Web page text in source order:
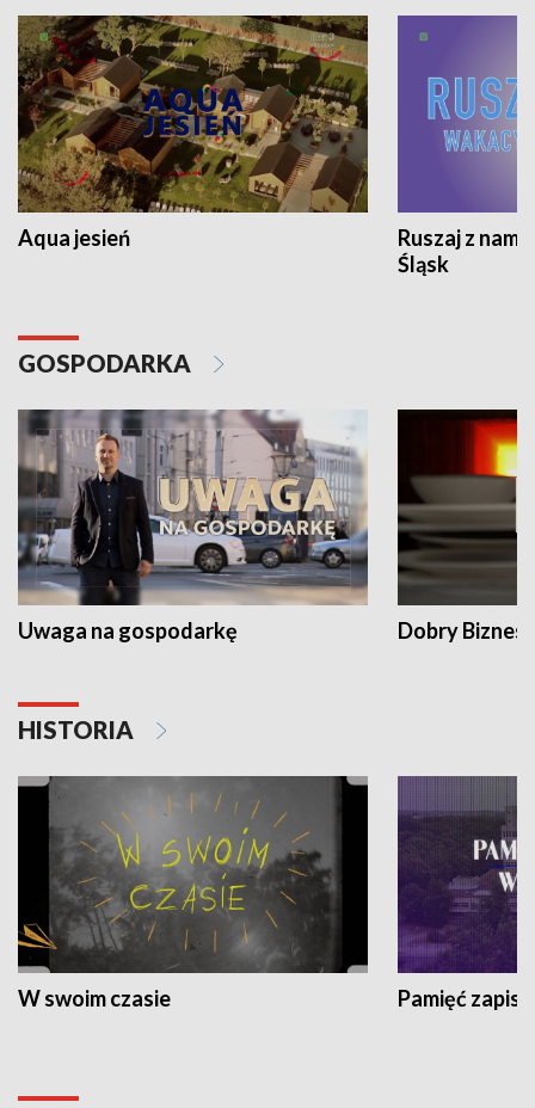
Aqua jesień
Ruszaj z
Śląsk
GOSPODARKA
Uwaga na gospodarkę Dobry Biznes
HISTORIA
W swoim czasie Pamięć